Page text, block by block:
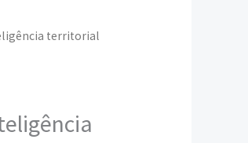
territorial